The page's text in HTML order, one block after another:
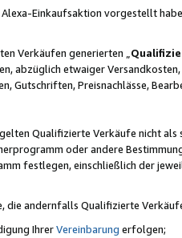
Einkaufsaktion vorgestellt
Verkäufen generierten „
abzüglich etwaiger
Gutschriften, Preisnachlässe,
Qualifizierte Verkäufe nicht
oder andere
festlegen, einschließlich der
die andernfalls Qualifizierte
IhrerVereinbarung erfolgen;